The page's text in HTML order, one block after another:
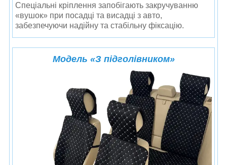
Спеціальні кріплення запобігають закручуванню
«вушок» при посадці та висадці з авто,
забезпечуючи надійну та стабільну фіксацію.
Модель «З підголівником»